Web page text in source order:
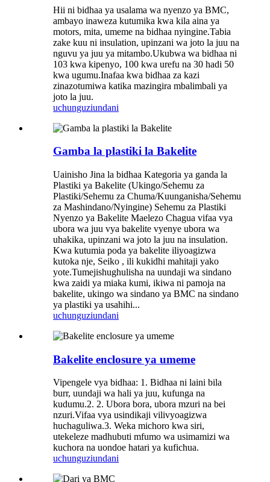
Hii ni bidhaa ya usalama wa nyenzo ya BMC,
ambayo inaweza kutumika kwa kila aina ya
motors, mita, umeme na bidhaa nyingine.Tabia
zake kuu ni insulation, upinzani wa joto la juu na
nguvu ya juu ya mitambo.Ukubwa wa bidhaa ni
103 kwa kipenyo, 100 kwa urefu na 30 hadi 50
kwa ugumu.Inafaa kwa bidhaa za kazi
zinazotumiwa katika mazingira mbalimbali ya
joto la juu.
uchunguziundani
Gamba la plastiki la Bakelite
Uainisho Jina la bidhaa Kategoria ya ganda la
Plastiki ya Bakelite (Ukingo/Sehemu za
Plastiki/Sehemu za Chuma/Kuunganisha/Sehemu
za Mashindano/Nyingine) Sehemu za Plastiki
Nyenzo ya Bakelite Maelezo Chagua vifaa vya
ubora wa juu vya bakelite vyenye ubora wa
uhakika, upinzani wa joto la juu na insulation.
Kwa kutumia poda ya bakelite iliyoagizwa
kutoka nje, Seiko , ili kukidhi mahitaji yako
yote.Tumejishughulisha na uundaji wa sindano
kwa zaidi ya miaka kumi, ikiwa ni pamoja na
bakelite, ukingo wa sindano ya BMC na sindano
ya plastiki ya usahihi...
uchunguziundani
Bakelite enclosure ya umeme
Vipengele vya bidhaa: 1. Bidhaa ni laini bila
burr, uundaji wa hali ya juu, kufunga na
kudumu.2. 2. Ubora bora, ubora mzuri na bei
nzuri.Vifaa vya usindikaji vilivyoagizwa
huchaguliwa.3. Weka michoro kwa siri,
utekeleze madhubuti mfumo wa usimamizi wa
kuchora na uondoe hatari ya kufichua.
uchunguziundani